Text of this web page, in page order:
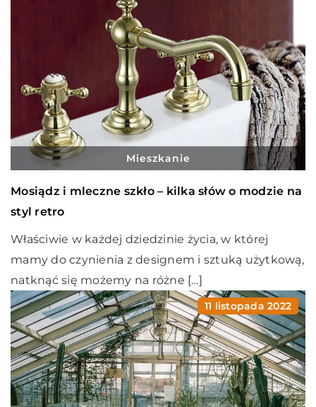
Mieszkanie
Mosiądz i mleczne szkło – kilka słów o modzie na
styl retro
Właściwie w każdej dziedzinie życia, w której
mamy do czynienia z designem i sztuką użytkową,
natknąć się możemy na różne […]
11 listopada 2022